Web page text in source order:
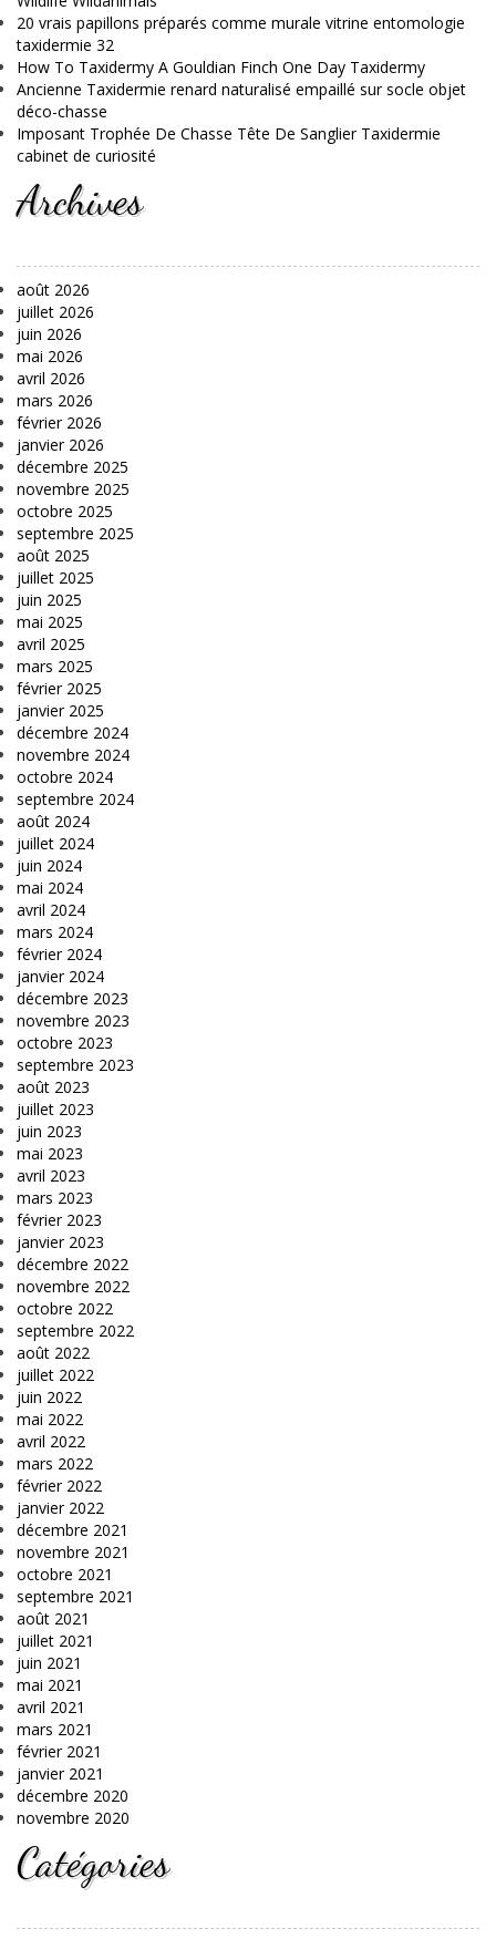
20 vrais papillons préparés comme murale vitrine entomologie
taxidermie 32
How To Taxidermy A Gouldian Finch One Day Taxidermy
Ancienne Taxidermie renard naturalisé empaillé sur socle objet
déco-chasse
Imposant Trophée De Chasse Tête De Sanglier Taxidermie
cabinet de curiosité
Archives
août 2026
juillet 2026
juin 2026
mai 2026
avril 2026
mars 2026
février 2026
janvier 2026
décembre 2025
novembre 2025
octobre 2025
septembre 2025
août 2025
juillet 2025
juin 2025
mai 2025
avril 2025
mars 2025
février 2025
janvier 2025
décembre 2024
novembre 2024
octobre 2024
septembre 2024
août 2024
juillet 2024
juin 2024
mai 2024
avril 2024
mars 2024
février 2024
janvier 2024
décembre 2023
novembre 2023
octobre 2023
septembre 2023
août 2023
juillet 2023
juin 2023
mai 2023
avril 2023
mars 2023
février 2023
janvier 2023
décembre 2022
novembre 2022
octobre 2022
septembre 2022
août 2022
juillet 2022
juin 2022
mai 2022
avril 2022
mars 2022
février 2022
janvier 2022
décembre 2021
novembre 2021
octobre 2021
septembre 2021
août 2021
juillet 2021
juin 2021
mai 2021
avril 2021
mars 2021
février 2021
janvier 2021
décembre 2020
novembre 2020
Catégories